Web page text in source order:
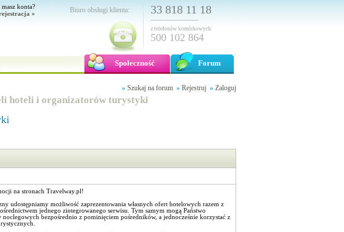
masz konta?
»
Biuro obsługi klienta: 33 818 11 18
---------------------------
z telefonów komórkowych:
500 102 864
Forum
Społeczność
» Szukaj na forum » Rejestruj » Zaloguj
hoteli i organizatorów turystyki
na stronach Travelway.pl!
udostępniamy możliwość zaprezentowania własnych ofert hotelowych razem z
jednego zintegrowanego serwisu. Tym samym mogą Państwo
bezpośrednio z pominięciem pośredników, a jednocześnie korzystać z